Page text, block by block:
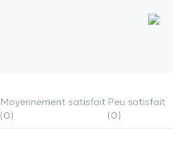
Moyennement satisfait
(0)
Peu satisfait
(0)